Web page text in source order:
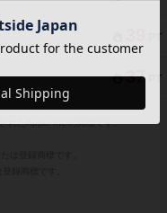
PT
37 PT
れたApple Inc.の商標です。